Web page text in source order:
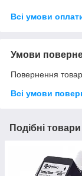
Всі умови
Умови
Повернення
Всі умови
Подібні